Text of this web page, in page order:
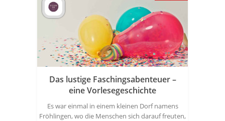
Das lustige Faschingsabenteuer –
eine Vorlesegeschichte
Es war einmal in einem kleinen Dorf namens
Fröhlingen, wo die Menschen sich darauf freuten,